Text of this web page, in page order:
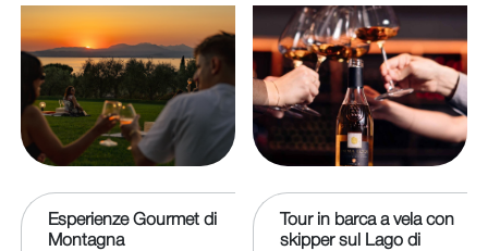
Esperienze Gourmet di
Montagna
Tour in barca a vela con
skipper sul Lago di